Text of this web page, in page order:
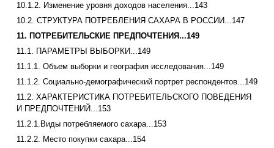
10.1.2. Изменение уровня доходов населения...143
10.2. СТРУКТУРА ПОТРЕБЛЕНИЯ САХАРА В РОССИИ...147
11. ПОТРЕБИТЕЛЬСКИЕ ПРЕДПОЧТЕНИЯ...149
11.1. ПАРАМЕТРЫ ВЫБОРКИ...149
11.1.1. Объем выборки и география исследования...149
11.1.2. Социально-демографический портрет респондентов...149
11.2. ХАРАКТЕРИСТИКА ПОТРЕБИТЕЛЬСКОГО ПОВЕДЕНИЯ
И ПРЕДПОЧТЕНИЙ...153
11.2.1.Виды потребляемого сахара...153
11.2.2. Место покупки сахара...154